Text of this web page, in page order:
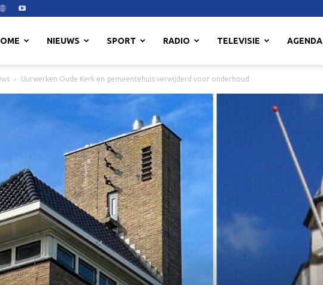
NIEUWS SPORT RADIO TELEVISIE AGENDA
Uurwerken Oude Kerk en gemeentehuis verwijderd voor onderhoud